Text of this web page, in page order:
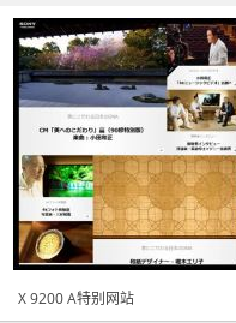
X 9200 A特别网站